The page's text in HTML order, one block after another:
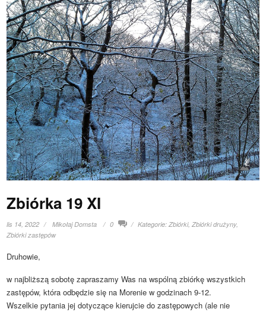
Zbiórka 19 XI
lis 14, 2022 Mikołaj Domsta 0 Kategorie:Zbiórki,Zbiórki drużyny,
Zbiórki zastępów
Druhowie,
w najbliższą sobotę zapraszamy Was na wspólną zbiórkę wszystkich
zastępów, która odbędzie się na Morenie w godzinach 9-12.
Wszelkie pytania jej dotyczące kierujcie do zastępowych (ale nie